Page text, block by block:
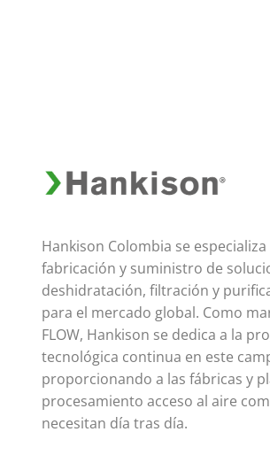
Hankison Colombia se especializa
fabricación y suministro de
deshidratación, filtración y
para el mercado global. Como
FLOW, Hankison se dedica a la
tecnológica continua en este
proporcionando a las fábricas y
procesamiento acceso al aire
necesitan día tras día.